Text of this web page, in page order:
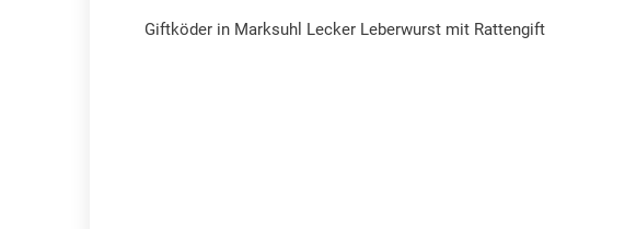
Giftköder in Marksuhl Lecker Leberwurst mit Rattengift